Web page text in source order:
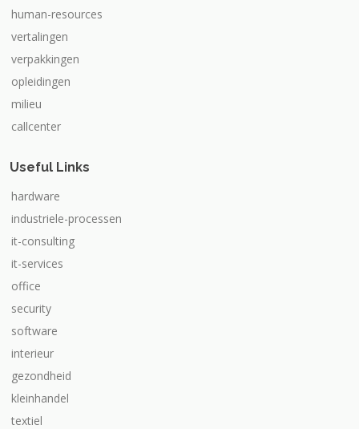
human-resources
vertalingen
verpakkingen
opleidingen
milieu
callcenter
Useful Links
hardware
industriele-processen
it-consulting
it-services
office
security
software
interieur
gezondheid
kleinhandel
textiel